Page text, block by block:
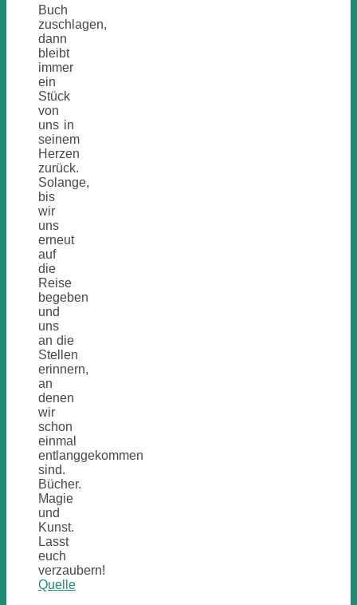
Buch
zuschlagen,
dann
bleibt
immer
ein
Stück
von
uns in
seinem
Herzen
zurück.
Solange,
bis
wir
uns
erneut
auf
die
Reise
begeben
und
uns
an die
Stellen
erinnern,
an
denen
wir
schon
einmal
entlanggekommen
sind.
Bücher.
Magie
und
Kunst.
Lasst
euch
verzaubern!
Quelle